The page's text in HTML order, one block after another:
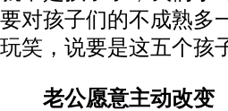
要对孩子们的不成熟多
玩笑，说要是这五个孩
老公愿意主动改变